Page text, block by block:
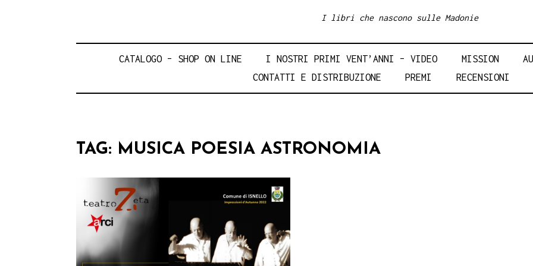
I libri che nascono sulle Madonie
CATALOGO – SHOP ON LINE I NOSTRI PRIMI VENT’ANNI – VIDEO MISSION
CONTATTI E DISTRIBUZIONE
PREMI RECENSIONI
TAG: MUSICA POESIA ASTRONOMIA